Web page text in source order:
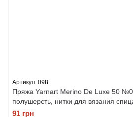
Артикул: 098
Пряжа Yarnart Merino De Luxe 50
полушерсть, нитки для вязания
91 грн